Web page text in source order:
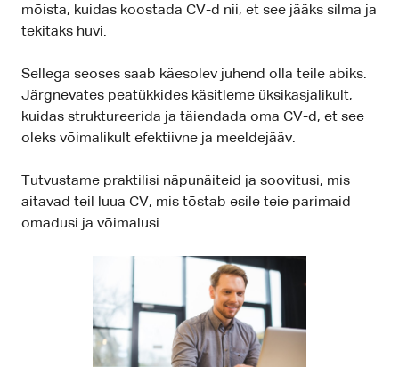
mõista, kuidas koostada CV-d nii, et see jääks silma ja
tekitaks huvi.
Sellega seoses saab käesolev juhend olla teile abiks.
Järgnevates peatükkides käsitleme üksikasjalikult,
kuidas struktureerida ja täiendada oma CV-d, et see
oleks võimalikult efektiivne ja meeldejääv.
Tutvustame praktilisi näpunäiteid ja soovitusi, mis
aitavad teil luua CV, mis tõstab esile teie parimaid
omadusi ja võimalusi.